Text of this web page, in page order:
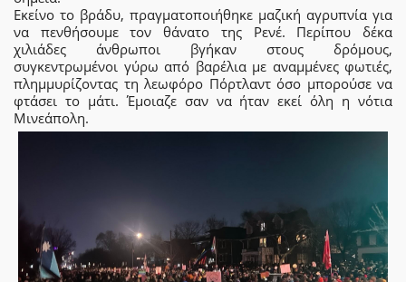
Εκείνο το βράδυ, πραγματοποιήθηκε μαζική αγρυπνία για
να πενθήσουμε τον θάνατο της Ρενέ. Περίπου δέκα
χιλιάδες άνθρωποι βγήκαν στους δρόμους,
συγκεντρωμένοι γύρω από βαρέλια με αναμμένες φωτιές,
πλημμυρίζοντας τη λεωφόρο Πόρτλαντ όσο μπορούσε να
φτάσει το μάτι. Έμοιαζε σαν να ήταν εκεί όλη η νότια
Μινεάπολη.